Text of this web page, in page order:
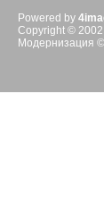
Powered by
Copyright © 2002
Модернизация